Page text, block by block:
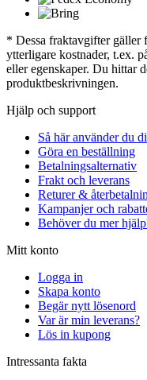
* Dessa fraktavgifter gäller
ytterligare kostnader, t.ex.
eller egenskaper. Du hittar
produktbeskrivningen.
Hjälp och support
Så här använder du
Göra en beställning
Betalningsalternativ
Frakt och leverans
Returer &
Kampanjer och
Behöver du mer
Mitt konto
Logga in
Skapa konto
Begär nytt lösenord
Var är min leverans?
Lös in kupong
Intressanta fakta